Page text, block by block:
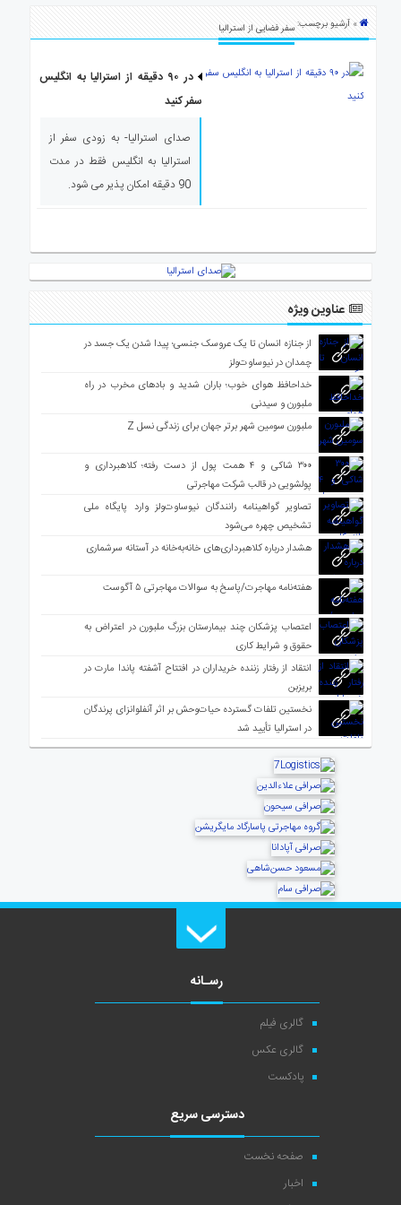
استرالیا
ارتباط
» آرشیو برچسب:سفر فضایی از استرالیا
در ۹۰ دقیقه از استرالیا به انگلیس
سفر کنید
صدای استرالیا- به زودی سفر از
استرالیا به انگلیس فقط در مدت
90 دقیقه امکان پذیر می شود.
عناوین ویژه
از جنازه انسان تا یک عروسک جنسی؛ پیدا شدن یک جسد در
چمدان در نیوساوت‌ولز
خداحافظ هوای خوب؛ باران شدید و بادهای مخرب در راه
ملبورن و سیدنی
ملبورن سومین شهر برتر جهان برای زندگی نسل Z
۳۰۰ شاکی و ۴ همت پول از دست رفته؛ کلاهبرداری و
پولشویی در قالب شرکت مهاجرتی
تصاویر گواهینامه رانندگان نیوساوت‌ولز وارد پایگاه ملی
تشخیص چهره می‌شود
هشدار درباره کلاهبرداری‌های خانه‌به‌خانه در آستانه سرشماری
هفته‌نامه مهاجرت/پاسخ به سوالات مهاجرتی ۵ آگوست
اعتصاب پزشکان چند بیمارستان بزرگ ملبورن در اعتراض به
حقوق و شرایط کاری
انتقاد از رفتار زننده خریداران در افتتاح آشفته پاندا مارت در
بریزبن
نخستین تلفات گسترده حیات‌وحش بر اثر آنفلوانزای پرندگان
در استرالیا تأیید شد
رسـانه
گالری فیلم
گالری عکس
پادکست
دسترسی سریع
صفحه نخست
اخبار